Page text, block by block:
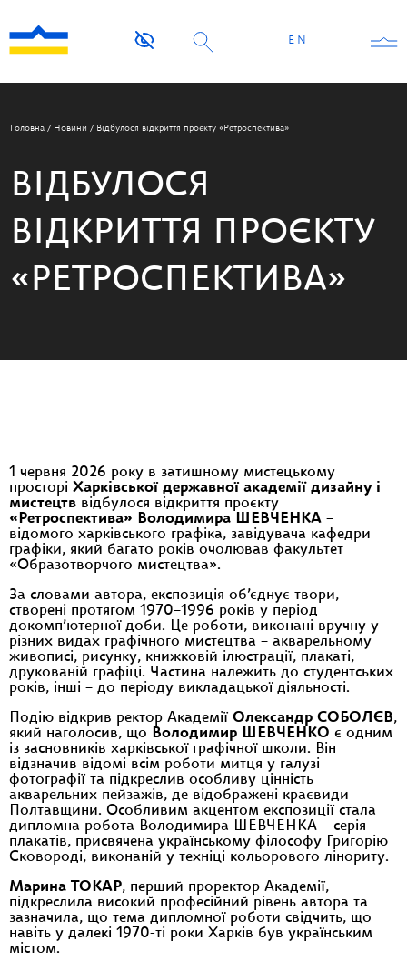
EN
Головна / Новини / Відбулося відкриття проєкту «Ретроспектива»
ВІДБУЛОСЯ
ВІДКРИТТЯ ПРОЄКТУ
«РЕТРОСПЕКТИВА»
1 червня 2026 року в затишному мистецькому
просторі Харківської державної академії дизайну і
мистецтв відбулося відкриття проєкту
«Ретроспектива» Володимира ШЕВЧЕНКА –
відомого харківського графіка, завідувача кафедри
графіки, який багато років очолював факультет
«Образотворчого мистецтва».
За словами автора, експозиція об’єднує твори,
створені протягом 1970–1996 років у період
докомп’ютерної доби. Це роботи, виконані вручну у
різних видах графічного мистецтва – акварельному
живописі, рисунку, книжковій ілюстрації, плакаті,
друкованій графіці. Частина належить до студентських
років, інші – до періоду викладацької діяльності.
Подію відкрив ректор Академії Олександр СОБОЛЄВ,
який наголосив, що
Володимир ШЕВЧЕНКО є одним
із засновників харківської графічної школи. Він
відзначив відомі всім роботи митця у галузі
фотографії та підкреслив особливу цінність
акварельних пейзажів, де відображені краєвиди
Полтавщини. Особливим акцентом експозиції стала
дипломна робота Володимира ШЕВЧЕНКА – серія
плакатів, присвячена українському філософу Григорію
Сковороді, виконаній у техніці кольорового лінориту.
Марина ТОКАР, перший проректор Академії,
підкреслила високий професійний рівень автора та
зазначила, що тема дипломної роботи свідчить, що
навіть у далекі 1970-ті роки Харків був українським
містом.